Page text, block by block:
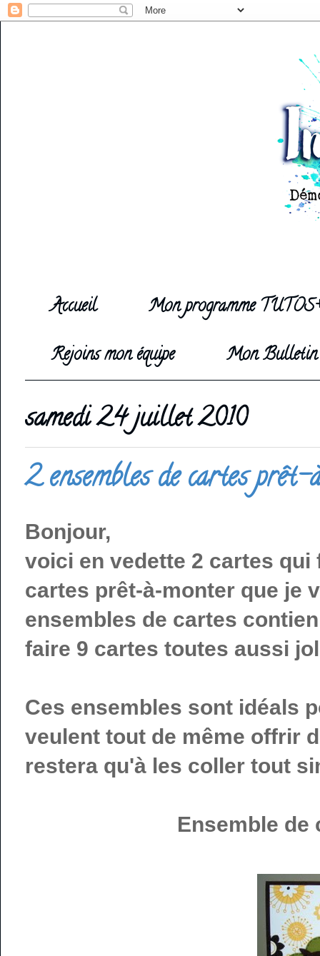
Accueil
Mon programme
Rejoins mon équipe
Mon
samedi 24 juillet 2010
2 ensembles de cartes
Bonjour,
voici en vedette 2 cartes qui
cartes prêt-à-monter que je
ensembles de cartes
faire 9 cartes toutes aussi
Ces ensembles sont idéals
veulent tout de même offrir
restera qu'à les coller tout
Ensemble